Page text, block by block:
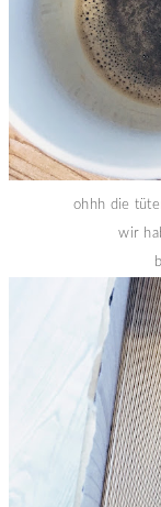
ohhh die
wir